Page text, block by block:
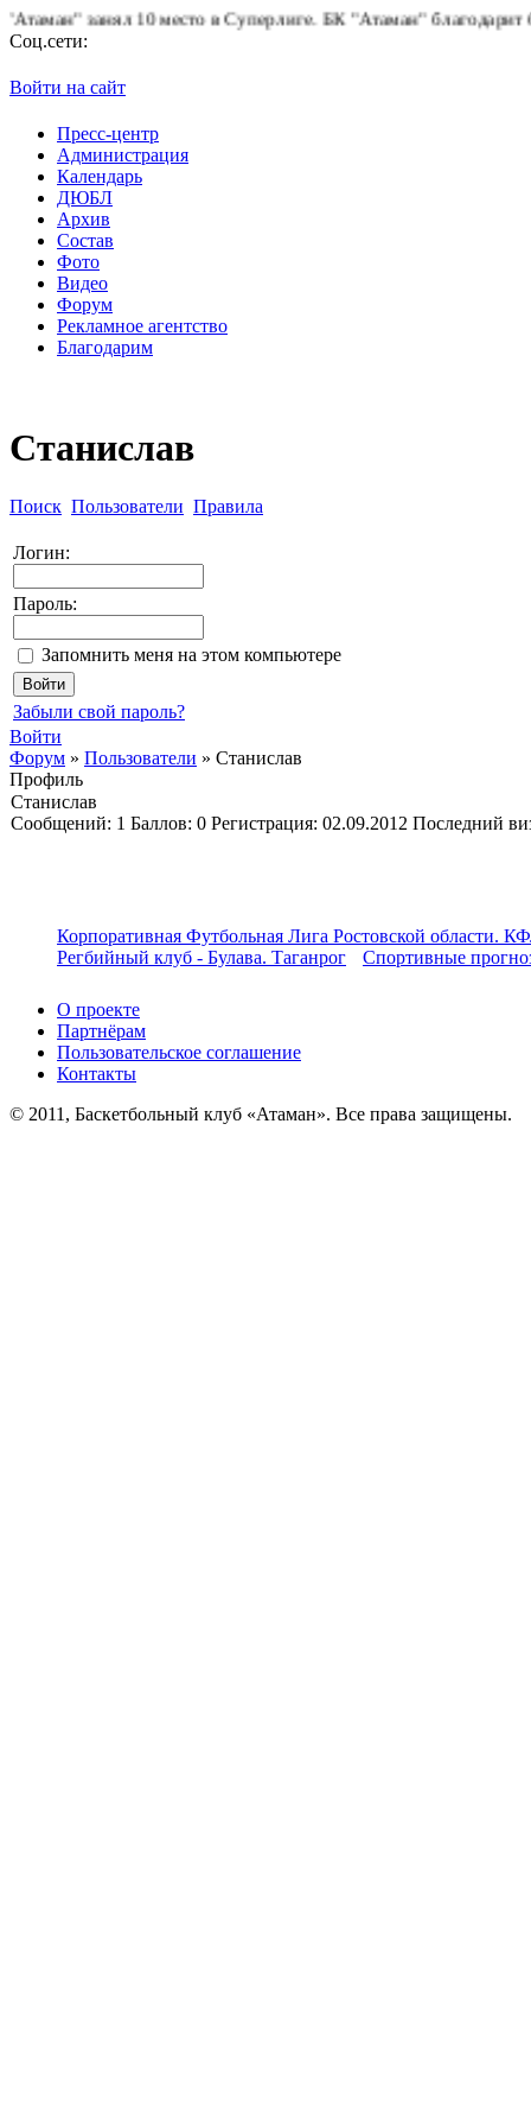
занял 10 место в Суперлиге.БК "Атаман" благодарит
Соц.сети:
Войти на сайт
Пресс-центр
Администрация
Календарь
ДЮБЛ
Архив
Состав
Фото
Видео
Форум
Рекламное агентство
Благодарим
Станислав
Поиск Пользователи Правила
Логин:
Пароль:
Запомнить меня на этом компьютере
Забыли свой пароль?
Войти
Форум » Пользователи » Станислав
Профиль
Станислав
Cообщений: 1 Баллов: 0 Регистрация: 02.09.2012 Последний
Корпоративная Футбольная Лига Ростовской области.
Регбийный клуб - Булава. Таганрог
Спортивные
О проекте
Партнёрам
Пользовательское соглашение
Контакты
© 2011, Баскетбольный клуб «Атаман». Все права защищены.